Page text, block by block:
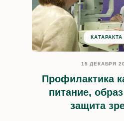
КАТАРАКТА
15 ДЕКАБРЯ
Профилактика
питание,
защита